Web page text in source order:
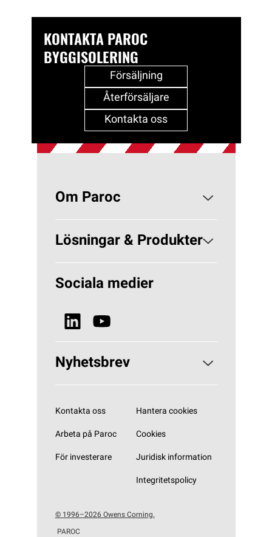
KONTAKTA PAROC
BYGGISOLERING
Försäljning
Återförsäljare
Kontakta oss
Om Paroc
Om PAROC
Varför Stenull?
Hållbarhet
Nyheter & Media
Lösningar & Produkter
Lösningar Byggisolering
Sociala medier
Nyhetsbrev
Kontakta oss
Arbeta på Paroc
För investerare
Hantera cookies
Cookies
Juridisk information
Integritetspolicy
© 1996–2026 Owens Corning.
PAROC